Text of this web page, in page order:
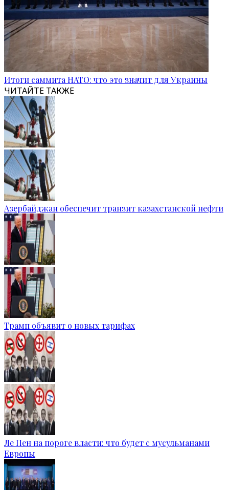
Итоги саммита НАТО: что это значит для Украины
ЧИТАЙТЕ ТАКЖЕ
Азербайджан обеспечит транзит казахстанской нефти
Трамп объявит о новых тарифах
Ле Пен на пороге власти: что будет с мусульманами
Европы